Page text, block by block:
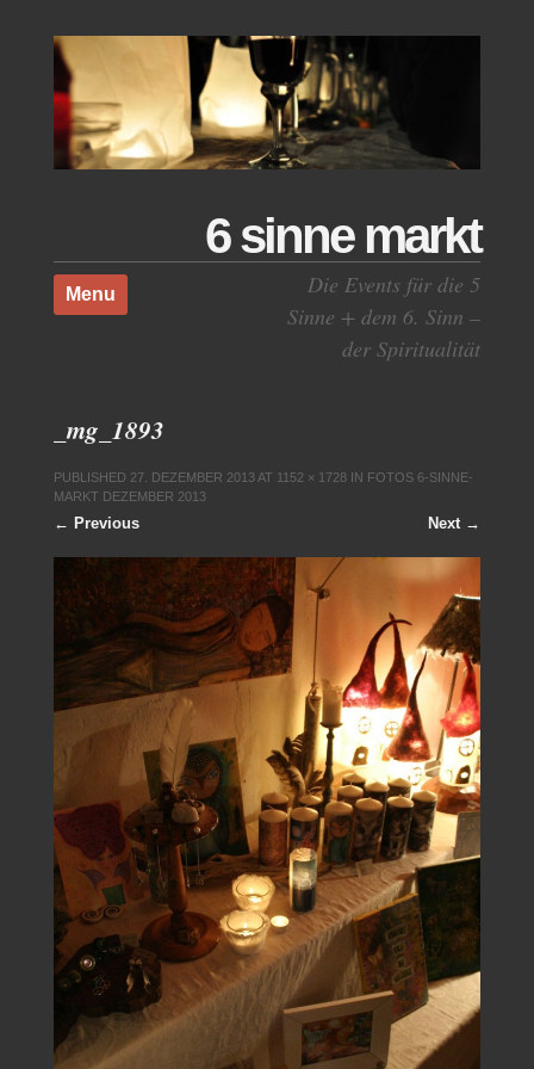
6 sinne markt
Die Events für die 5
Sinne + dem 6. Sinn –
der Spiritualität
Menu
Skip to content
_mg_1893
PUBLISHED 27. DEZEMBER 2013AT 1152 × 1728IN FOTOS 6-SINNE-
MARKT DEZEMBER 2013
← Previous Next →